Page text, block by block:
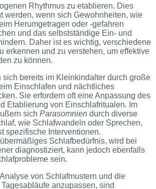
Rhythmus zu etablieren. Dies
werden, wenn sich Gewohnheiten, wie
Herumgetragen oder -gefahren
und das selbstständige Ein- und
Daher ist es wichtig, verschiedene
erkennen und zu verstehen, um effektive
zu können.
sich bereits im Kleinkindalter durch große
Einschlafen und nächtliches
Sie erfordern oft eine Anpassung des
Etablierung von Einschlafritualen. Im
sich Parasomnien durch diverse
wie Schlafwandeln oder Sprechen,
spezifische Interventionen.
Schlafbedürfnis, wird bei
diagnostiziert, kann jedoch ebenfalls
sein.
von Schlafmustern und die
anzupassen, sind